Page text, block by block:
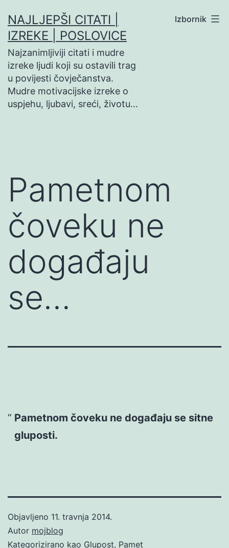
na
sadržaj
NAJLJEPŠI CITATI |
IZREKE | POSLOVICE
Najzanimljiviji citati i mudre
izreke ljudi koji su ostavili trag
u povijesti čovječanstva.
Mudre motivacijske izreke o
uspjehu, ljubavi, sreći, životu…
Izbornik
Pametnom
čoveku ne
događaju
se…
Pametnom čoveku ne događaju se sitne
gluposti.
Objavljeno 11. travnja 2014.
Autor mojblog
Kategorizirano kao Glupost, Pamet